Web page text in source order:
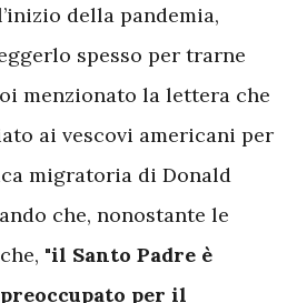
della pandemia,
spesso per trarne
menzionato la lettera che
ai vescovi americani per
migratoria di Donald
che, nonostante le
"il Santo Padre è
per il